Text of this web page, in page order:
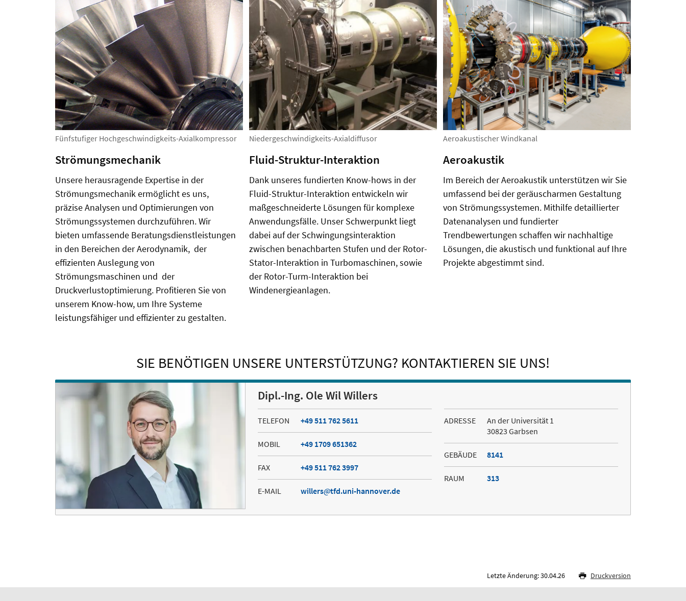
Fünfstufiger Hochgeschwindigkeits-Axialkompressor
Strömungsmechanik
Unsere herausragende Expertise in der
Strömungsmechanik ermöglicht es uns,
präzise Analysen und Optimierungen von
Strömungssystemen durchzuführen. Wir
bieten umfassende Beratungsdienstleistungen
in den Bereichen der Aerodynamik, der
effizienten Auslegung von
Strömungsmaschinen und der
Druckverlustoptimierung. Profitieren Sie von
unserem Know-how, um Ihre Systeme
leistungsfähiger und effizienter zu gestalten.
Niedergeschwindigkeits-Axialdiffusor
Fluid-Struktur-Interaktion
Dank unseres fundierten Know-hows in der
Fluid-Struktur-Interaktion entwickeln wir
maßgeschneiderte Lösungen für komplexe
Anwendungsfälle. Unser Schwerpunkt liegt
dabei auf der Schwingungsinteraktion
zwischen benachbarten Stufen und der Rotor-
Stator-Interaktion in Turbomaschinen, sowie
der Rotor-Turm-Interaktion bei
Windenergieanlagen.
Aeroakustischer Windkanal
Aeroakustik
Im Bereich der Aeroakustik unterstützen wir Sie
umfassend bei der geräuscharmen Gestaltung
von Strömungssystemen. Mithilfe detaillierter
Datenanalysen und fundierter
Trendbewertungen schaffen wir nachhaltige
Lösungen, die akustisch und funktional auf Ihre
Projekte abgestimmt sind.
SIE BENÖTIGEN UNSERE UNTERSTÜTZUNG? KONTAKTIEREN SIE UNS!
Dipl.-Ing. Ole Wil Willers
TELEFON +49 511 762 5611
MOBIL +49 1709 651362
FAX +49 511 762 3997
E-MAIL willers tfd.uni-hannover.de
ADRESSE
An der Universität 1
30823 Garbsen
GEBÄUDE 8141
RAUM 313
Letzte Änderung: 30.04.26 Druckversion